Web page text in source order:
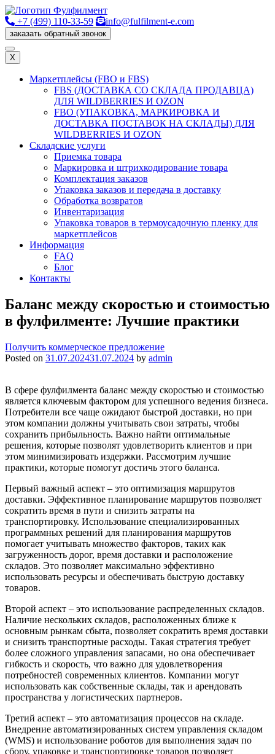
+7 (499) 110-33-59 info@fulfilment-e.com
заказать обратный звонок
X
Маркетплейсы (FBO и FBS)
FBS (ДОСТАВКА СО СКЛАДА ПРОДАВЦА)
ДЛЯ WILDBERRIES И OZON
FBO (УПАКОВКА, МАРКИРОВКА И
ДОСТАВКА ПОСТАВОК НА СКЛАДЫ) ДЛЯ
WILDBERRIES И OZON
Cкладские услуги
Приемка товара
Маркировка и штрихкодирование товара
Комплектация заказов
Упаковка заказов и передача в доставку
Обработка возвратов
Инвентаризация
Упаковка товаров в термоусадочную пленку для
маркетплейсов
Информация
FAQ
Блог
Контакты
Баланс между скоростью и стоимостью
в фулфилменте: Лучшие практики
Получить коммерческое предложение
Posted on 31.07.202431.07.2024 by admin
В сфере фулфилмента баланс между скоростью и стоимостью
является ключевым фактором для успешного ведения бизнеса.
Потребители все чаще ожидают быстрой доставки, но при
этом компании должны учитывать свои затраты, чтобы
сохранить прибыльность. Важно найти оптимальные
решения, которые позволят удовлетворить клиентов и при
этом минимизировать издержки. Рассмотрим лучшие
практики, которые помогут достичь этого баланса.
Первый важный аспект – это оптимизация маршрутов
доставки. Эффективное планирование маршрутов позволяет
сократить время в пути и снизить затраты на
транспортировку. Использование специализированных
программных решений для планирования маршрутов
помогает учитывать множество факторов, таких как
загруженность дорог, время доставки и расположение
складов. Это позволяет максимально эффективно
использовать ресурсы и обеспечивать быструю доставку
товаров.
Второй аспект – это использование распределенных складов.
Наличие нескольких складов, расположенных ближе к
основным рынкам сбыта, позволяет сократить время доставки
и снизить транспортные расходы. Такая стратегия требует
более сложного управления запасами, но она обеспечивает
гибкость и скорость, что важно для удовлетворения
потребностей современных клиентов. Компании могут
использовать как собственные склады, так и арендовать
пространства у логистических партнеров.
Третий аспект – это автоматизация процессов на складе.
Внедрение автоматизированных систем управления складом
(WMS) и использование роботов для выполнения задач по
сбору, упаковке и транспортировке товаров позволяет